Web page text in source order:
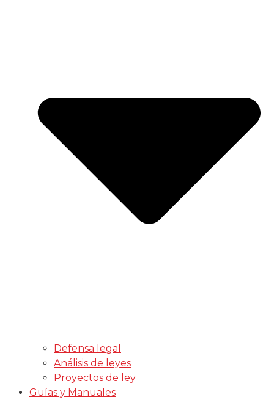
Defensa legal
Análisis de leyes
Proyectos de ley
Guías y Manuales